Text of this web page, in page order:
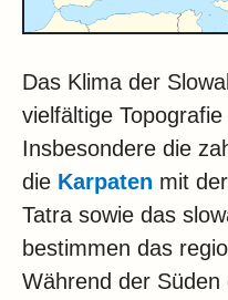
Das Klima der
vielfältige
Insbesondere die
die Karpaten mit
Tatra sowie das
bestimmen das
Während der